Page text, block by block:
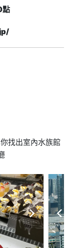
點
找出室內水族館